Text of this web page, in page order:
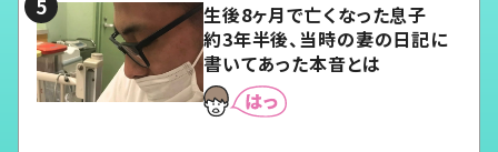
生後8ヶ月で亡くなった息子
約3年半後、当時の妻の日記に
書いてあった本音とは